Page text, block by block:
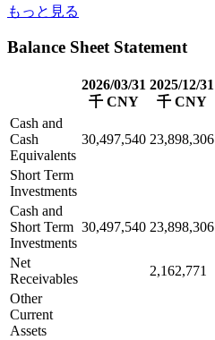
もっと見る
Balance Sheet Statement
2026/03/31
千 CNY
2025/12/31
千 CNY
Cash and
Cash
Equivalents
30,497,540 23,898,306
Short Term
Investments
Cash and
Short Term
Investments
30,497,540 23,898,306
Net
Receivables
2,162,771
Other
Current
Assets